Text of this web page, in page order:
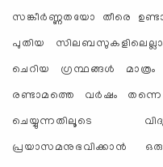
സങ്കീര്‍ണ്ണതയോ തീരെ
പുതിയ
ചെറിയ ഗ്രന്ഥങ്ങള്‍
രണ്ടാമത്തെ വര്‍ഷം
ചെയ്യുന്നതിലൂടെ
പ്രയാസമനുഭവിക്കാന്‍